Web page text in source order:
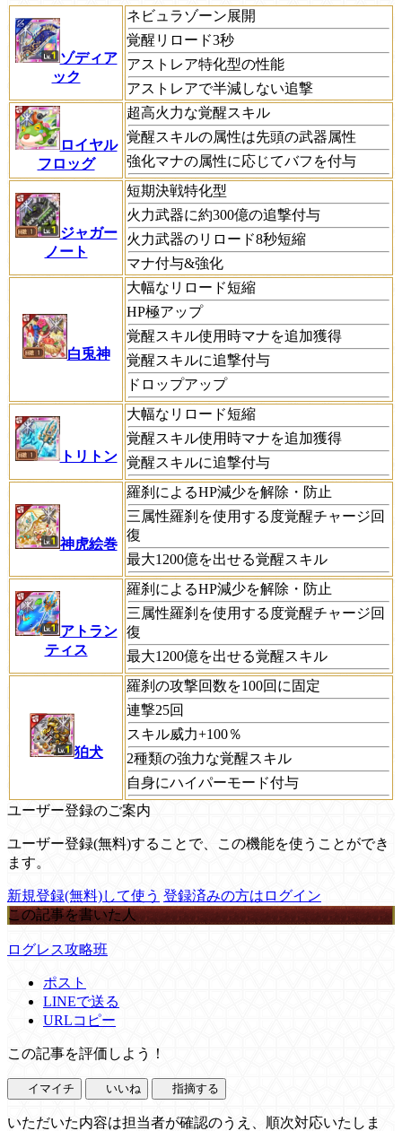
ゾディア
ック
ネビュラゾーン展開
覚醒リロード3秒
アストレア特化型の性能
アストレアで半減しない追撃
ロイヤル
フロッグ
超高火力な覚醒スキル
覚醒スキルの属性は先頭の武器属性
強化マナの属性に応じてバフを付与
ジャガー
ノート
短期決戦特化型
火力武器に約300億の追撃付与
火力武器のリロード8秒短縮
マナ付与&強化
白兎神
大幅なリロード短縮
HP極アップ
覚醒スキル使用時マナを追加獲得
覚醒スキルに追撃付与
ドロップアップ
トリトン
大幅なリロード短縮
覚醒スキル使用時マナを追加獲得
覚醒スキルに追撃付与
神虎絵巻
羅刹によるHP減少を解除・防止
三属性羅刹を使用する度覚醒チャージ回
復
最大1200億を出せる覚醒スキル
アトラン
ティス
羅刹によるHP減少を解除・防止
三属性羅刹を使用する度覚醒チャージ回
復
最大1200億を出せる覚醒スキル
狛犬
羅刹の攻撃回数を100回に固定
連撃25回
スキル威力+100％
2種類の強力な覚醒スキル
自身にハイパーモード付与
ユーザー登録のご案内
ユーザー登録(無料)することで、この機能を使うことができ
ます。
新規登録(無料)して使う 登録済みの方はログイン
この記事を書いた人
ログレス攻略班
ポスト
LINEで送る
URLコピー
この記事を評価しよう！
イマイチ いいね 指摘する
いただいた内容は担当者が確認のうえ、順次対応いたしま